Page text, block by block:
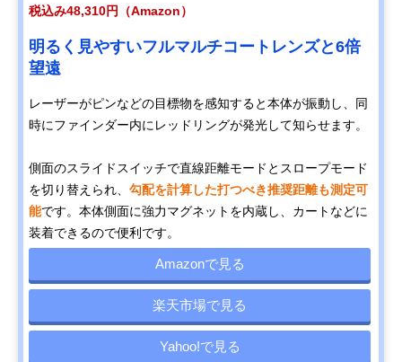
税込み48,310円（Amazon）
明るく見やすいフルマルチコートレンズと6倍
望遠
レーザーがピンなどの目標物を感知すると本体が振動し、同
時にファインダー内にレッドリングが発光して知らせます。
側面のスライドスイッチで直線距離モードとスロープモード
を切り替えられ、 勾配を計算した打つべき推奨距離も測定可
能です。本体側面に強力マグネットを内蔵し、カートなどに
装着できるので便利です。
Amazonで見る
楽天市場で見る
Yahoo!で見る